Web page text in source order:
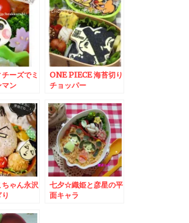
ーズでミ
マン
ONE PIECE 海苔切り
チョッパー
ちゃん永沢
七夕☆織姫と彦星の平
面キャラ